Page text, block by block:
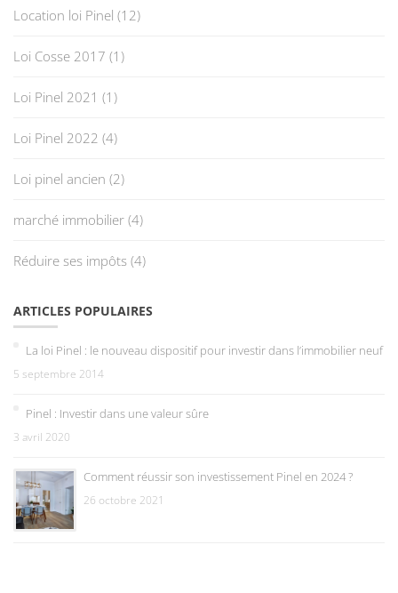
Location loi Pinel (12)
Loi Cosse 2017 (1)
Loi Pinel 2021 (1)
Loi Pinel 2022 (4)
Loi pinel ancien (2)
marché immobilier (4)
Réduire ses impôts (4)
ARTICLES POPULAIRES
La loi Pinel : le nouveau dispositif pour investir dans l’immobilier neuf
5 septembre 2014
Pinel : Investir dans une valeur sûre
3 avril 2020
Comment réussir son investissement Pinel en 2024 ?
26 octobre 2021